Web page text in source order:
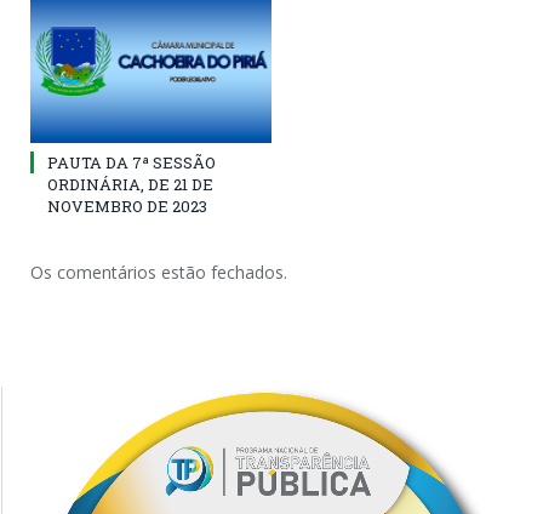
PAUTA DA 7ª SESSÃO
ORDINÁRIA, DE 21 DE
NOVEMBRO DE 2023
Os comentários estão fechados.